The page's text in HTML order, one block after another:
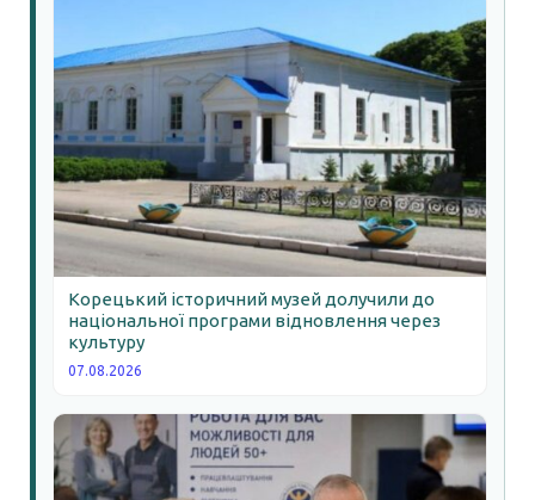
Корецький історичний музей долучили до
національної програми відновлення через
культуру
07.08.2026